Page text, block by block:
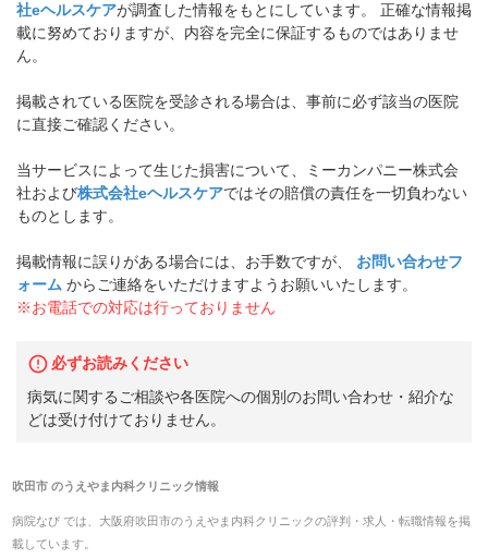
社eヘルスケアが調査した情報をもとにしています。 正確な情報掲
載に努めておりますが、内容を完全に保証するものではありませ
ん。
掲載されている医院を受診される場合は、事前に必ず該当の医院
に直接ご確認ください。
当サービスによって生じた損害について、ミーカンパニー株式会
社および株式会社eヘルスケアではその賠償の責任を一切負わない
ものとします。
掲載情報に誤りがある場合には、お手数ですが、
お問い合わせフ
ォーム からご連絡をいただけますようお願いいたします。
※お電話での対応は行っておりません
必ずお読みください
病気に関するご相談や各医院への個別のお問い合わせ・紹介な
どは受け付けておりません。
吹田市のうえやま内科クリニック情報
病院なび では、 大阪府吹田市のうえやま内科クリニックの評判・求人・転職情報を掲
載しています。